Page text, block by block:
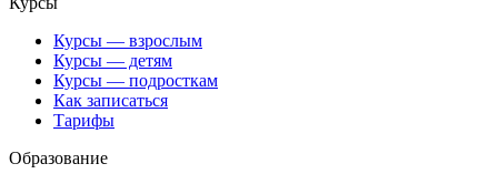
Курсы — взрослым
Курсы — детям
Курсы — подросткам
Как записаться
Тарифы
Образование